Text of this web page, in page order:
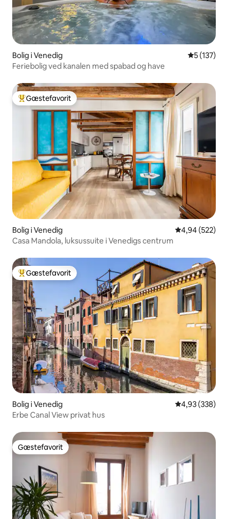
Bolig i Venedig 5 ud af 5 i
5 (137)
Feriebolig ved kanalen med spabad og have
Bedste gæstefavorit
Gæstefavorit
Bolig i Venedig 4,94 ud af 5 i
4,94 (522)
Casa Mandola, luksussuite i Venedigs centrum
Bedste gæstefavorit
Gæstefavorit
Bolig i Venedig 4,93 ud af 5 i
4,93 (338)
Erbe Canal View privat hus
Gæstefavorit
Gæstefavorit